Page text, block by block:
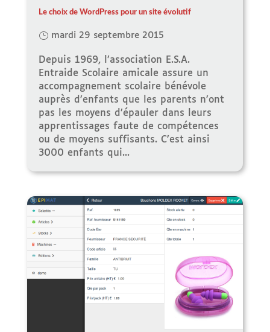
Le choix de WordPress pour un site évolutif
mardi 29 septembre 2015
Depuis 1969, l’association E.S.A.
Entraide Scolaire amicale assure un
accompagnement scolaire bénévole
auprès d’enfants que les parents n’ont
pas les moyens d’épauler dans leurs
apprentissages faute de compétences
ou de moyens suffisants. C’est ainsi
3000 enfants qui...